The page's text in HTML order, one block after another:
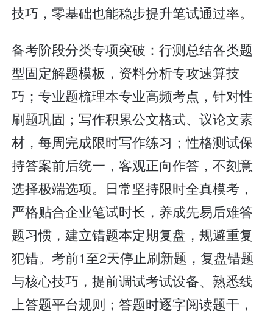
技巧，零基础也能稳步提升笔试通过率。
备考阶段分类专项突破：行测总结各类题
型固定解题模板，资料分析专攻速算技
巧；专业题梳理本专业高频考点，针对性
刷题巩固；写作积累公文格式、议论文素
材，每周完成限时写作练习；性格测试保
持答案前后统一，客观正向作答，不刻意
选择极端选项。日常坚持限时全真模考，
严格贴合企业笔试时长，养成先易后难答
题习惯，建立错题本定期复盘，规避重复
犯错。考前1至2天停止刷新题，复盘错题
与核心技巧，提前调试考试设备、熟悉线
上答题平台规则；答题时逐字阅读题干，